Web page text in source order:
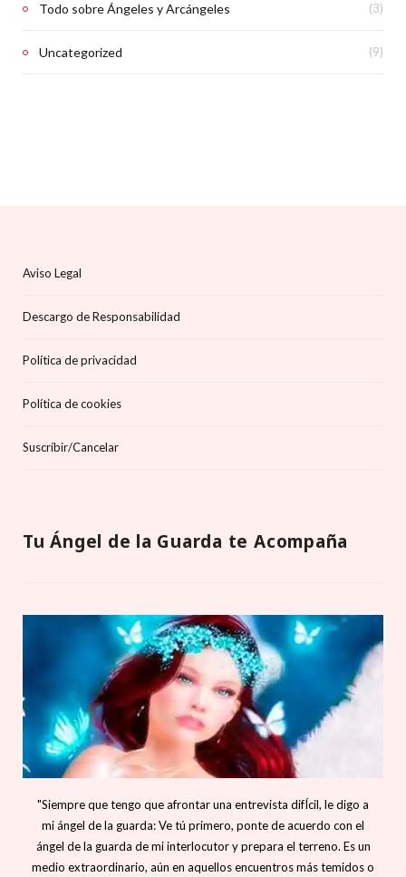
Todo sobre Ángeles y Arcángeles (3)
Uncategorized (9)
Aviso Legal
Descargo de Responsabilidad
Política de privacidad
Política de cookies
Suscríbir/Cancelar
Tu Ángel de la Guarda te Acompaña
"Siempre que tengo que afrontar una entrevista difÍcil, le digo a
mi ángel de la guarda: Ve tú primero, ponte de acuerdo con el
ángel de la guarda de mi interlocutor y prepara el terreno. Es un
medio extraordinario, aún en aquellos encuentros más temidos o